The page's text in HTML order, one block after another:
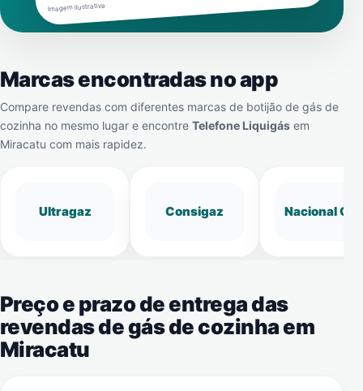
Imagem ilustrativa
Marcas encontradas no app
Compare revendas com diferentes marcas de botijão de gás de
cozinha no mesmo lugar e encontre Telefone Liquigás em
Miracatu com mais rapidez.
Ultragaz Consigaz Nacional Gás
Preço e prazo de entrega das
revendas de gás de cozinha em
Miracatu